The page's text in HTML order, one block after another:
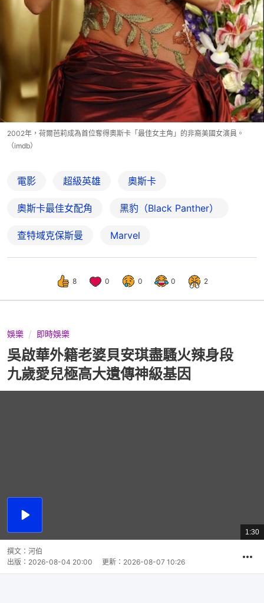
2002年，荷爾芭莉成為首位奪得奧斯卡「最佳女主角」的非裔美國女演員。
（imdb）
電影 超級英雄 奧斯卡
奧斯卡最佳女配角 黑豹（Black Panther）
查特域克保斯曼 Marvel
8 0 0 0 2
娛樂 即時娛樂
吳啟華外籍老婆貝安琪盡騷火辣身段
九歲愛兒極高大遺傳神級基因
播
總
共
1:30
撰文： 河伯
出版： 2026-08-04 20:00 更新： 2026-08-07 10:26